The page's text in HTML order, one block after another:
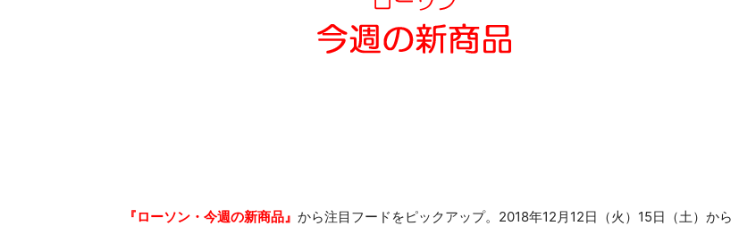
『ローソン・今週の新商品』 から注目フードをピックアップ。2018年12月12日（火）15日（土）から